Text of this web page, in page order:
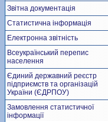
Звітна документація
Статистична інформація
Електронна звітність
Всеукраїнський перепис
населення
Єдиний державний реєстр
підприємств та організацій
України (ЄДРПОУ)
Замовлення статистичної
інформації